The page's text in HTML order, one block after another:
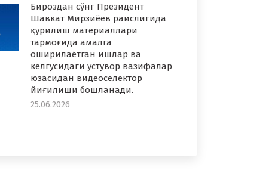
Бироздан сўнг Президент
Шавкат Мирзиёев раислигида
қурилиш материаллари
тармоғида амалга
оширилаётган ишлар ва
келгусидаги устувор вазифалар
юзасидан видеоселектор
йиғилиши бошланади.
25.06.2026